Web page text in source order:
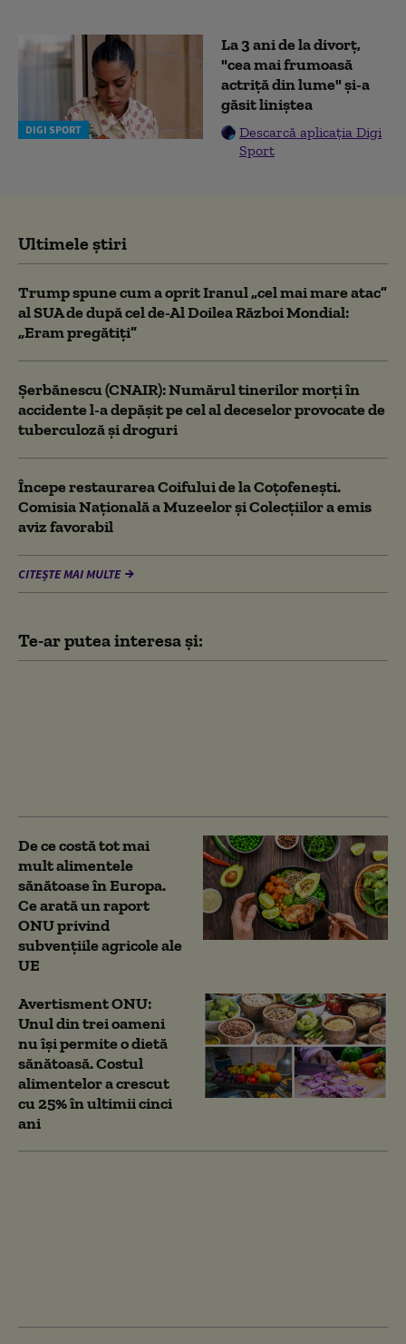
DIGI SPORT
La 3 ani de la divorț,
"cea mai frumoasă
actriță din lume" și-a
găsit liniștea
Descarcă aplicația Digi
Sport
Ultimele știri
Trump spune cum a oprit Iranul „cel mai mare atac”
al SUA de după cel de-Al Doilea Război Mondial:
„Eram pregătiți”
Şerbănescu (CNAIR): Numărul tinerilor morţi în
accidente l-a depăşit pe cel al deceselor provocate de
tuberculoză şi droguri
Începe restaurarea Coifului de la Coțofenești.
Comisia Naţională a Muzeelor şi Colecţiilor a emis
aviz favorabil
CITEȘTE MAI MULTE
Te-ar putea interesa și:
De ce costă tot mai
mult alimentele
sănătoase în Europa.
Ce arată un raport
ONU privind
subvențiile agricole ale
UE
Avertisment ONU:
Unul din trei oameni
nu își permite o dietă
sănătoasă. Costul
alimentelor a crescut
cu 25% în ultimii cinci
ani